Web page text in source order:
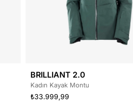
BRILLIANT 2.0
Kadın Kayak Montu
₺33.999,99